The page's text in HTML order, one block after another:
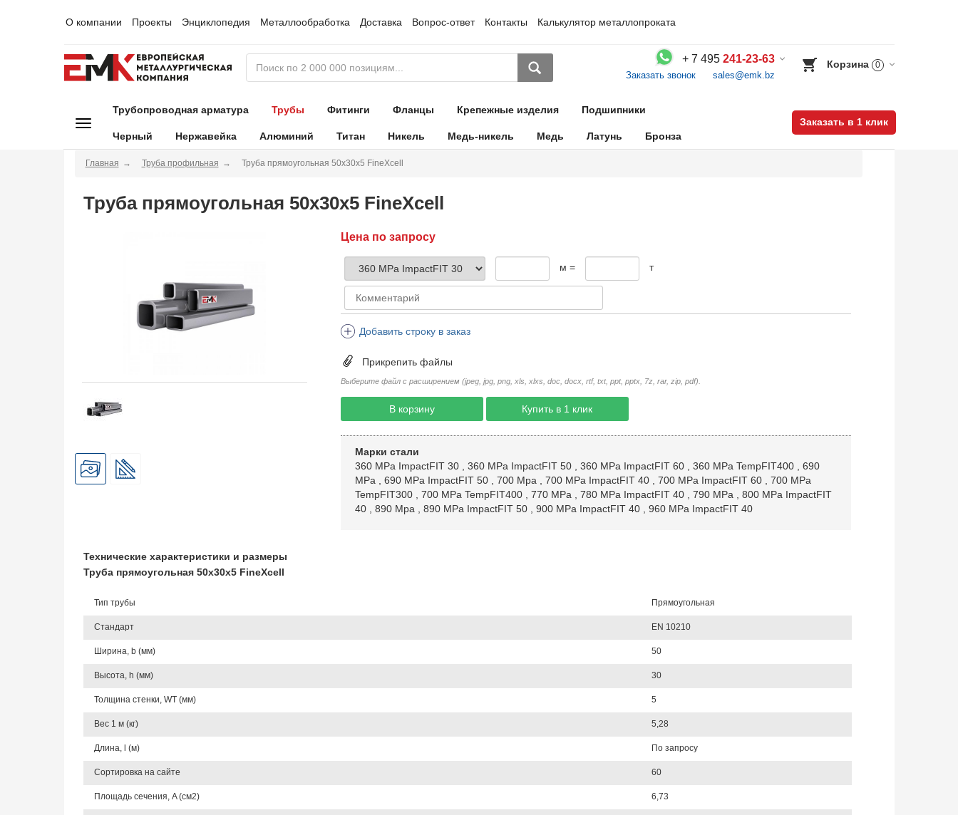
О компании Проекты Энциклопедия Металлообработка Доставка Вопрос-ответ Контакты Калькулятор металлопроката
+ 7 495 241-23-63
Заказать звонок sales@emk.bz
Корзина 0
Трубопроводная арматура Трубы Фитинги Фланцы Крепежные изделия Подшипники
Черный Нержавейка Алюминий Титан Никель Медь-никель Медь Латунь Бронза
Заказать в 1 клик
Главная Труба профильная Труба прямоугольная 50х30х5 FineXcell
Труба прямоугольная 50х30х5 FineXcell
Цена по запросу
м = т
Добавить строку в заказ
Прикрепить файлы
Выберите файл с расширением (jpeg, jpg, png, xls, xlxs, doc, docx, rtf, txt, ppt, pptx, 7z, rar, zip, pdf).
В корзину Купить в 1 клик
Марки стали
360 MPa ImpactFIT 30, 360 MPa ImpactFIT 50, 360 MPa ImpactFIT 60, 360 MPa TempFIT400, 690
MPa
690 MPa ImpactFIT 50, 700 Mpa 700 MPa ImpactFIT 40, 700 MPa ImpactFIT 60, 700 MPa
TempFIT300, 700 MPa TempFIT400, 770 MPa 780 MPa ImpactFIT 40, 790 MPa
800 MPa ImpactFIT
40, 890 Mpa 890 MPa ImpactFIT 50, 900 MPa ImpactFIT 40, 960 MPa ImpactFIT 40
Технические характеристики и размеры
Труба прямоугольная 50х30х5 FineXcell
Тип трубы Прямоугольная
Стандарт EN 10210
Ширина, b (мм) 50
Высота, h (мм) 30
Толщина стенки, WT (мм) 5
Вес 1 м (кг) 5,28
Длина, l (м) По запросу
Сортировка на сайте 60
Площадь сечения, A (см2) 6,73